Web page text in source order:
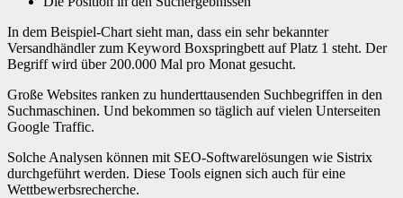
In dem Beispiel-Chart sieht man, dass ein sehr bekannter
Versandhändler zum Keyword Boxspringbett auf Platz 1 steht. Der
Begriff wird über 200.000 Mal pro Monat gesucht.
Große Websites ranken zu hunderttausenden Suchbegriffen in den
Suchmaschinen. Und bekommen so täglich auf vielen Unterseiten
Google Traffic.
Solche Analysen können mit SEO-Softwarelösungen wie Sistrix
durchgeführt werden. Diese Tools eignen sich auch für eine
Wettbewerbsrecherche.